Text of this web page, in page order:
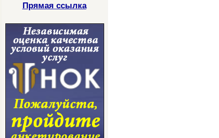
Прямая ссылка